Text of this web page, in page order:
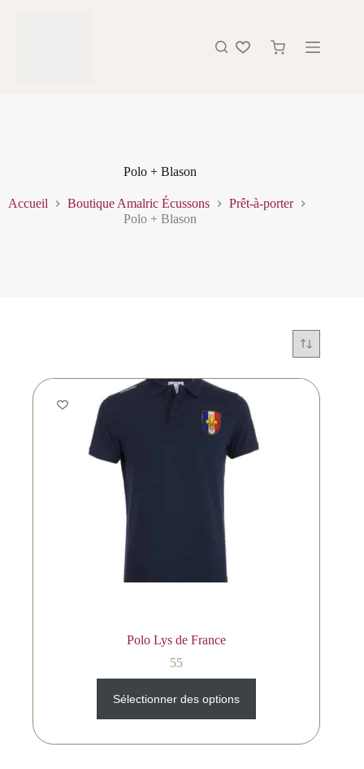
Polo + Blason
Accueil Boutique Amalric Écussons
Prêt-à-porter
Polo + Blason
Polo Lys de France
55
Sélectionner des options